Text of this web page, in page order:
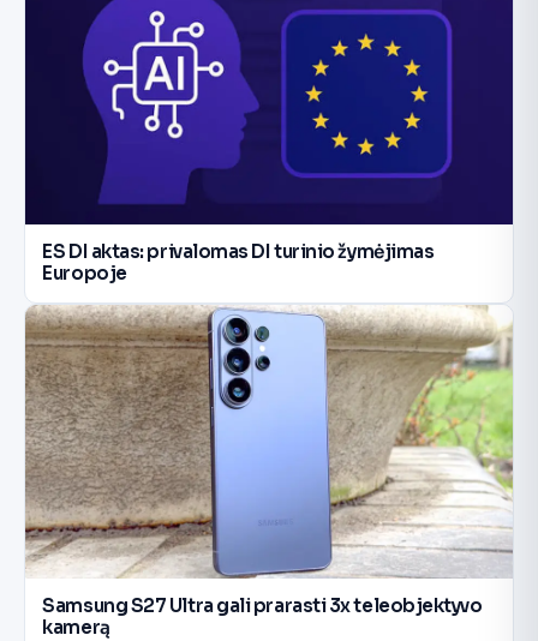
ES DI aktas: privalomas DI turinio žymėjimas
Europoje
Samsung S27 Ultra gali prarasti 3x teleobjektyvo
kamerą